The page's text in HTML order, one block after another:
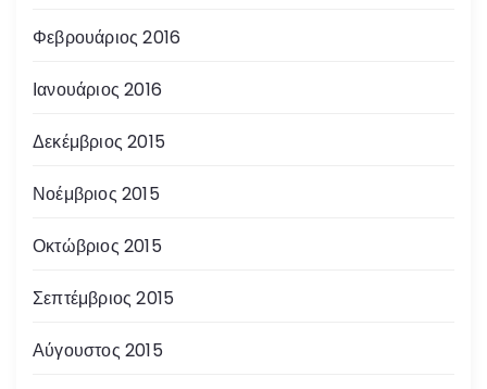
Φεβρουάριος 2016
Ιανουάριος 2016
Δεκέμβριος 2015
Νοέμβριος 2015
Οκτώβριος 2015
Σεπτέμβριος 2015
Αύγουστος 2015